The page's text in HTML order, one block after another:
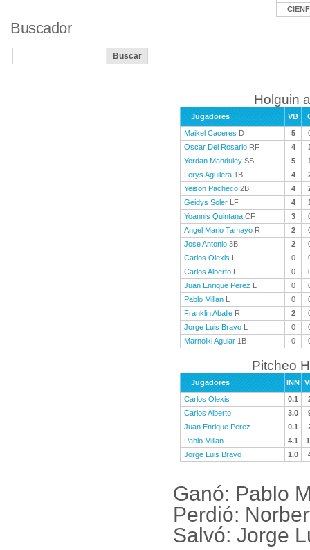
Holguin
Jugadores VB
Maikel Caceres D 5
Oscar Del Rosario RF 4
Yordan Manduley SS 5
Lerys Aguilera 1B 4
Yeison Pacheco 2B 4
Geidys Soler LF 4
Yoannis Quintana CF 3
Angel Mario Tamayo R 2
Jose Antonio 3B 2
Carlos Olexis L 0
Carlos Alberto L 0
Juan Enrique Perez L 0
Pablo Millan L 0
Franklin Aballe R 2
Jorge Luis Bravo L 0
Marnolki Aguiar 1B 0
Pitcheo
Jugadores INN
Carlos Olexis
0.1
Carlos Alberto
3.0
Juan Enrique Perez
0.1
Pablo Millan
4.1
Jorge Luis Bravo
1.0
Ganó: Pablo
Perdió:
Salvó: Jorge
Buscador